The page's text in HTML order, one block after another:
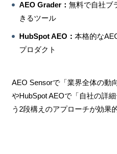
AEO Grader： 無料で自社ブ
きるツール
HubSpot AEO： 本格的な
プロダクト
AEO Sensorで「業界全体の動
やHubSpot AEOで「自社の詳
う2段構えのアプローチが効果